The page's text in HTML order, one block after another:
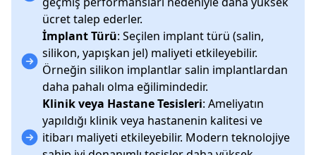
ücret talep ederler.
İmplant Türü: Seçilen implant türü (salin,
silikon, yapışkan jel) maliyeti etkileyebilir.
Örneğin silikon implantlar salin implantlardan
daha pahalı olma eğilimindedir.
Klinik veya Hastane Tesisleri: Ameliyatın
yapıldığı klinik veya hastanenin kalitesi ve
itibarı maliyeti etkileyebilir. Modern teknolojiye